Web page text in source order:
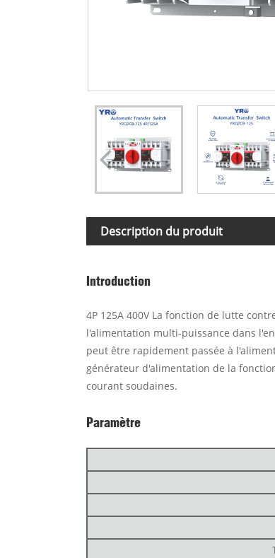
Description du produit
Introduction
4P 125A 400V La fonction de lutte
l'alimentation multi-puissance dans
peut être rapidement passée à
générateur d'alimentation de la
courant soudaines.
Paramètre